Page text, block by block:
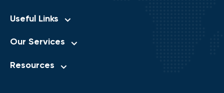
Useful Links
Our Services
Resources